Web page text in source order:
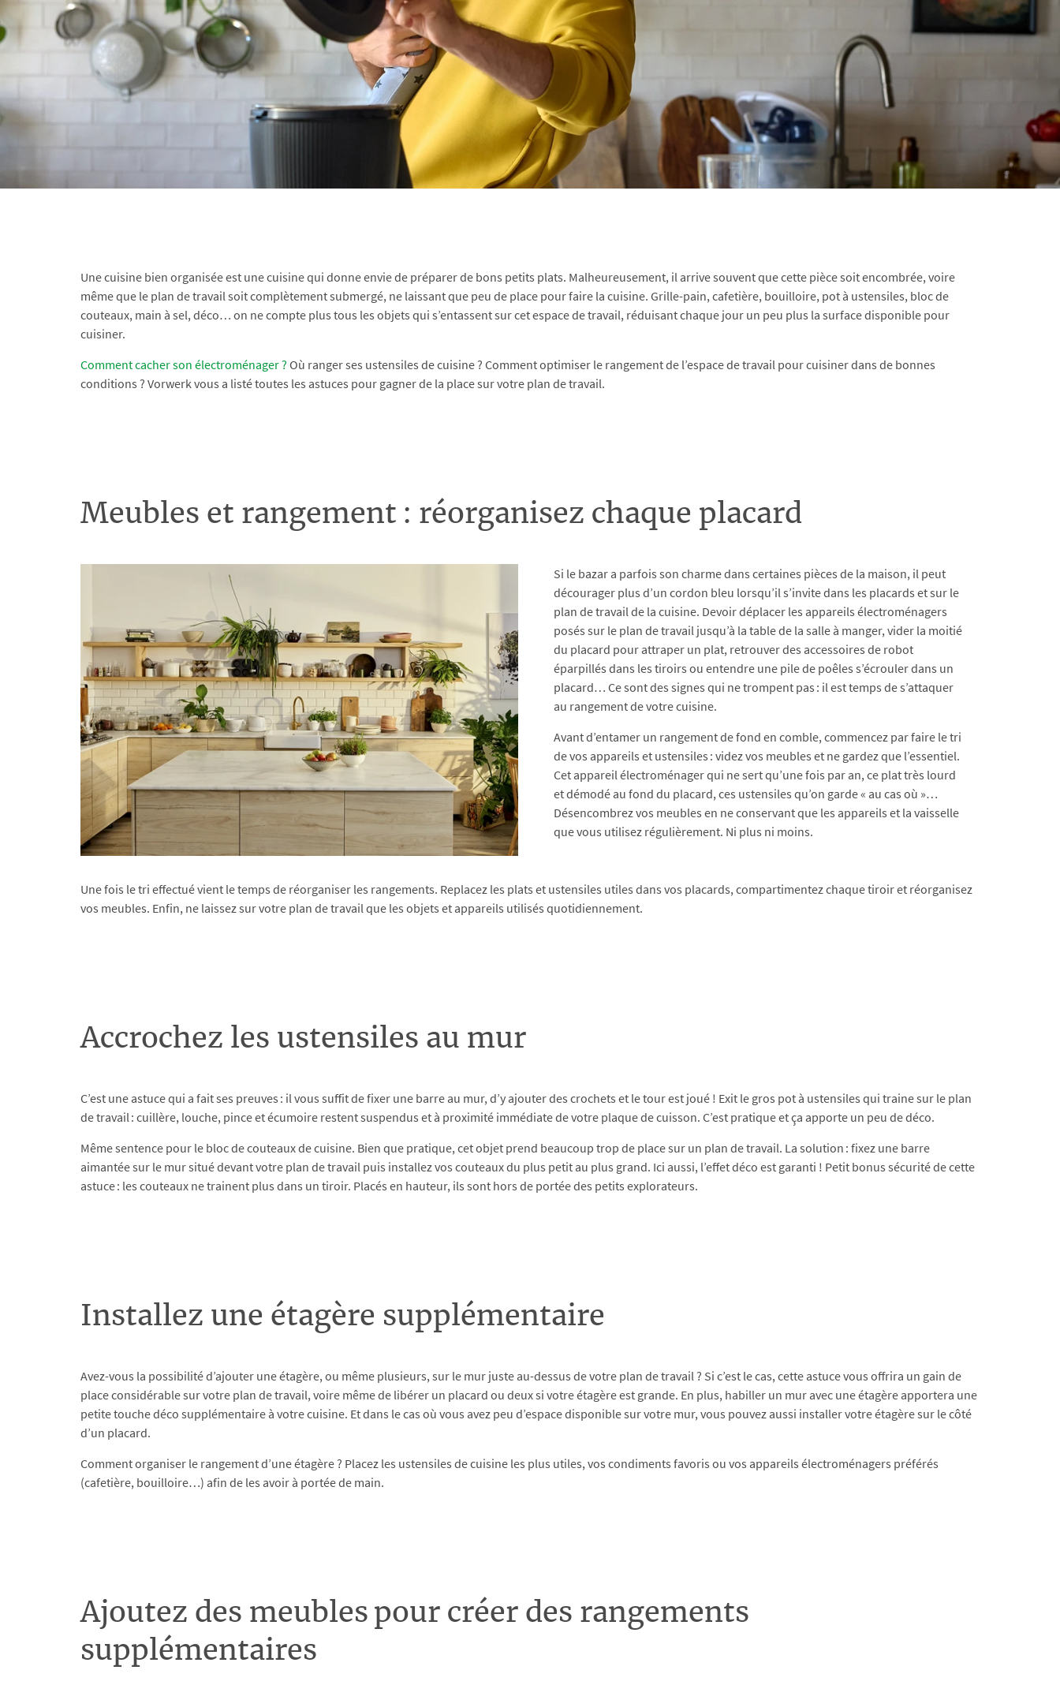
Une cuisine bien organisée est une cuisine qui donne envie de préparer de bons petits plats. Malheureusement, il arrive souvent que cette pièce soit encombrée, voire
même que le plan de travail soit complètement submergé, ne laissant que peu de place pour faire la cuisine. Grille-pain, cafetière, bouilloire, pot à ustensiles, bloc de
couteaux, main à sel, déco… on ne compte plus tous les objets qui s’entassent sur cet espace de travail, réduisant chaque jour un peu plus la surface disponible pour
cuisiner.
Comment cacher son électroménager ? Où ranger ses ustensiles de cuisine ? Comment optimiser le rangement de l’espace de travail pour cuisiner dans de bonnes
conditions ? Vorwerk vous a listé toutes les astuces pour gagner de la place sur votre plan de travail.
Meubles et rangement : réorganisez chaque placard
Si le bazar a parfois son charme dans certaines pièces de la maison, il peut
décourager plus d’un cordon bleu lorsqu’il s’invite dans les placards et sur le
plan de travail de la cuisine. Devoir déplacer les appareils électroménagers
posés sur le plan de travail jusqu’à la table de la salle à manger, vider la moitié
du placard pour attraper un plat, retrouver des accessoires de robot
éparpillés dans les tiroirs ou entendre une pile de poêles s’écrouler dans un
placard… Ce sont des signes qui ne trompent pas : il est temps de s’attaquer
au rangement de votre cuisine.
Avant d’entamer un rangement de fond en comble, commencez par faire le tri
de vos appareils et ustensiles : videz vos meubles et ne gardez que l’essentiel.
Cet appareil électroménager qui ne sert qu’une fois par an, ce plat très lourd
et démodé au fond du placard, ces ustensiles qu’on garde « au cas où »…
Désencombrez vos meubles en ne conservant que les appareils et la vaisselle
que vous utilisez régulièrement. Ni plus ni moins.
Une fois le tri effectué vient le temps de réorganiser les rangements. Replacez les plats et ustensiles utiles dans vos placards, compartimentez chaque tiroir et réorganisez
vos meubles. Enfin, ne laissez sur votre plan de travail que les objets et appareils utilisés quotidiennement.
Accrochez les ustensiles au mur
C’est une astuce qui a fait ses preuves : il vous suffit de fixer une barre au mur, d’y ajouter des crochets et le tour est joué ! Exit le gros pot à ustensiles qui traine sur le plan
de travail : cuillère, louche, pince et écumoire restent suspendus et à proximité immédiate de votre plaque de cuisson. C’est pratique et ça apporte un peu de déco.
Même sentence pour le bloc de couteaux de cuisine. Bien que pratique, cet objet prend beaucoup trop de place sur un plan de travail. La solution : fixez une barre
aimantée sur le mur situé devant votre plan de travail puis installez vos couteaux du plus petit au plus grand. Ici aussi, l’effet déco est garanti ! Petit bonus sécurité de cette
astuce : les couteaux ne trainent plus dans un tiroir. Placés en hauteur, ils sont hors de portée des petits explorateurs.
Installez une étagère supplémentaire
Avez-vous la possibilité d’ajouter une étagère, ou même plusieurs, sur le mur juste au-dessus de votre plan de travail ? Si c’est le cas, cette astuce vous offrira un gain de
place considérable sur votre plan de travail, voire même de libérer un placard ou deux si votre étagère est grande. En plus, habiller un mur avec une étagère apportera une
petite touche déco supplémentaire à votre cuisine. Et dans le cas où vous avez peu d’espace disponible sur votre mur, vous pouvez aussi installer votre étagère sur le côté
d’un placard.
Comment organiser le rangement d’une étagère ? Placez les ustensiles de cuisine les plus utiles, vos condiments favoris ou vos appareils électroménagers préférés
(cafetière, bouilloire…) afin de les avoir à portée de main.
Ajoutez des meubles pour créer des rangements
supplémentaires